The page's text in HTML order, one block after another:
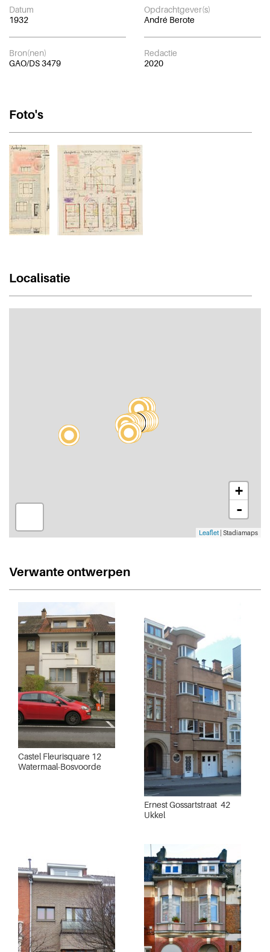
Datum
1932
Opdrachtgever(s)
André Berote
Bron(nen)
GAO/DS 3479
Redactie
2020
Foto's
Localisatie
+
-
Leaflet | Stadiamaps
Verwante ontwerpen
Castel Fleurisquare 12
Watermaal-Bosvoorde
Ernest Gossartstraat 42
Ukkel